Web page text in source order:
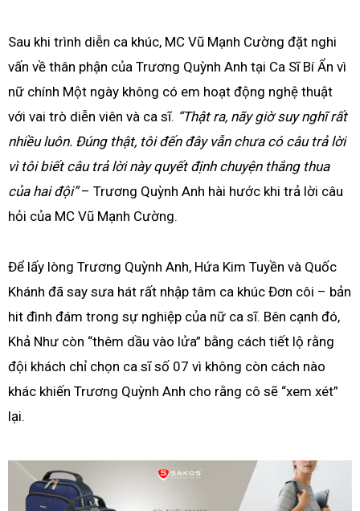
Sau khi trình diễn ca khúc, MC Vũ Mạnh Cường đặt nghi
vấn về thân phận của Trương Quỳnh Anh tại Ca Sĩ Bí Ẩn vì
nữ chính Một ngày không có em hoạt động nghệ thuật
với vai trò diễn viên và ca sĩ. “Thật ra, nãy giờ suy nghĩ rất
nhiều luôn. Đúng thật, tôi đến đây vẫn chưa có câu trả lời
vì tôi biết câu trả lời này quyết định chuyện thắng thua
của hai đội”– Trương Quỳnh Anh hài hước khi trả lời câu
hỏi của MC Vũ Mạnh Cường.
Để lấy lòng Trương Quỳnh Anh, Hứa Kim Tuyền và Quốc
Khánh đã say sưa hát rất nhập tâm ca khúc Đơn côi – bản
hit đình đám trong sự nghiệp của nữ ca sĩ. Bên cạnh đó,
Khả Như còn “thêm dầu vào lửa” bằng cách tiết lộ rằng
đội khách chỉ chọn ca sĩ số 07 vì không còn cách nào
khác khiến Trương Quỳnh Anh cho rằng cô sẽ “xem xét”
lại.